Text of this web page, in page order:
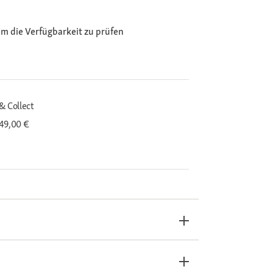
die Verfügbarkeit zu prüfen
Collect
€